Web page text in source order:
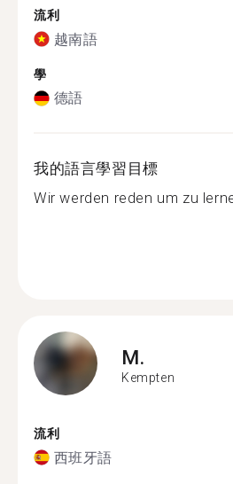
流利
越南語
學
德語
我的語言學習目標
Wir werden reden um zu
M.
Kempten
流利
西班牙語